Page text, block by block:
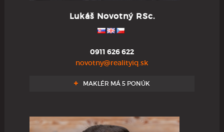
Lukáš Novotný RSc.
0911 626 622
novotny@realityiq.sk
MAKLÉR MÁ 5 PONÚK